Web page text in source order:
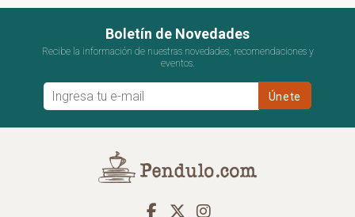
Boletín de Novedades
Recibe la información de nuestras novedades, recomendaciones y
eventos.